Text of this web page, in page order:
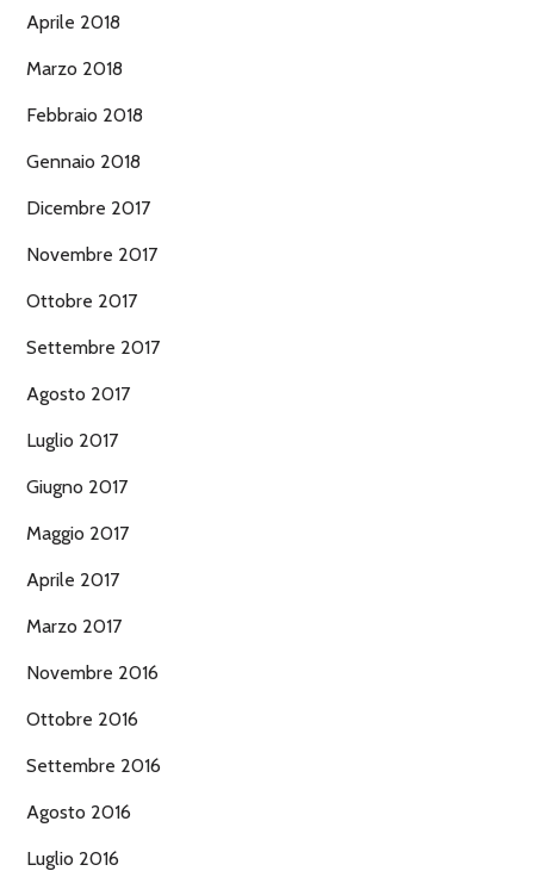
Aprile 2018
Marzo 2018
Febbraio 2018
Gennaio 2018
Dicembre 2017
Novembre 2017
Ottobre 2017
Settembre 2017
Agosto 2017
Luglio 2017
Giugno 2017
Maggio 2017
Aprile 2017
Marzo 2017
Novembre 2016
Ottobre 2016
Settembre 2016
Agosto 2016
Luglio 2016